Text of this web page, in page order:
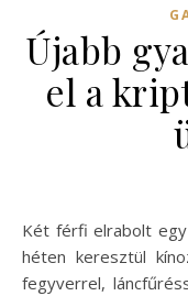
Újabb
el a
Két férfi elrabolt egy olasz üzletembert, akit közel három
héten keresztül
fegyverrel,